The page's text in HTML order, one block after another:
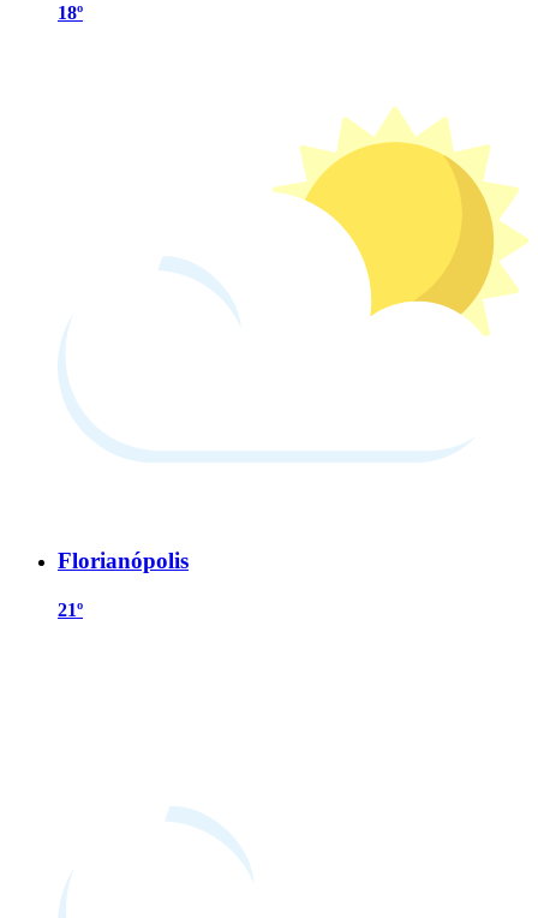
18º
Florianópolis
21º